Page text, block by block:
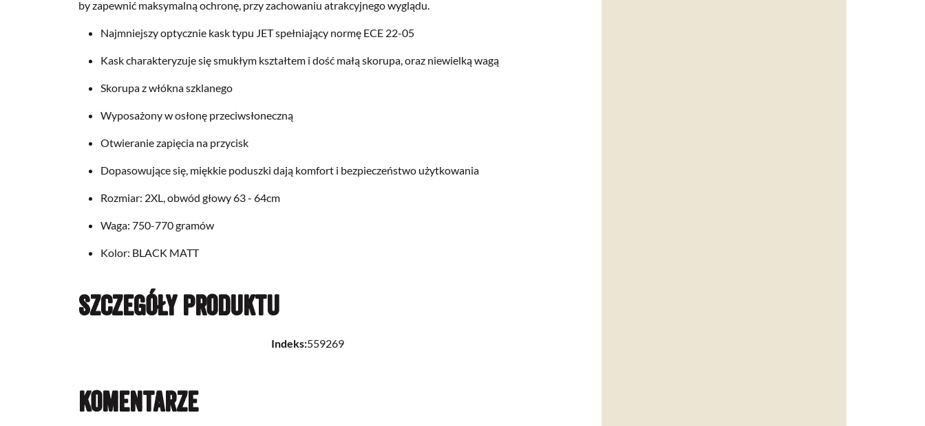
by zapewnić maksymalną ochronę, przy zachowaniu atrakcyjnego wyglądu.
Najmniejszy optycznie kask typu JET spełniający normę ECE 22-05
Kask charakteryzuje się smukłym kształtem i dość małą skorupa, oraz niewielką wagą
Skorupa z włókna szklanego
Wyposażony w osłonę przeciwsłoneczną
Otwieranie zapięcia na przycisk
Dopasowujące się, miękkie poduszki dają komfort i bezpieczeństwo użytkowania
Rozmiar: 2XL, obwód głowy 63 - 64cm
Waga: 750-770 gramów
Kolor: BLACK MATT
Szczegóły produktu
Indeks:559269
Komentarze